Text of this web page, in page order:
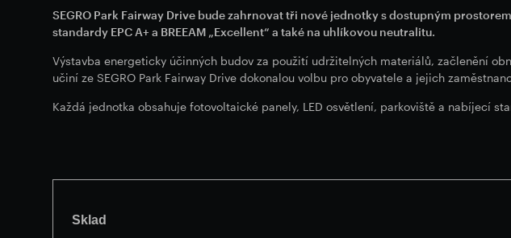
SEGRO Park Fairway Drive bude zahrnovat tři nové jednotky s dostupným
standardy EPC A+ a BREEAM „Excellent“ a také na uhlíkovou neutralitu.
Výstavba energeticky účinných budov za použití udržitelných materiálů, začlenění
učiní ze SEGRO Park Fairway Drive dokonalou volbu pro obyvatele a jejich
Každá jednotka obsahuje fotovoltaické panely, LED osvětlení, parkoviště a nabíjecí
Sklad